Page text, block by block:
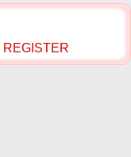
REGISTER